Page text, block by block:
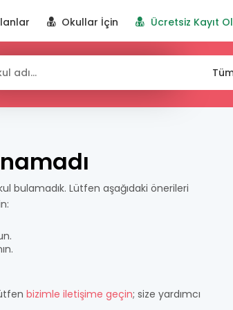
Okullar İçin Ücretsiz Kayıt Ol
bulamadık. Lütfen aşağıdaki önerileri
bizimle iletişime geçin; size yardımcı